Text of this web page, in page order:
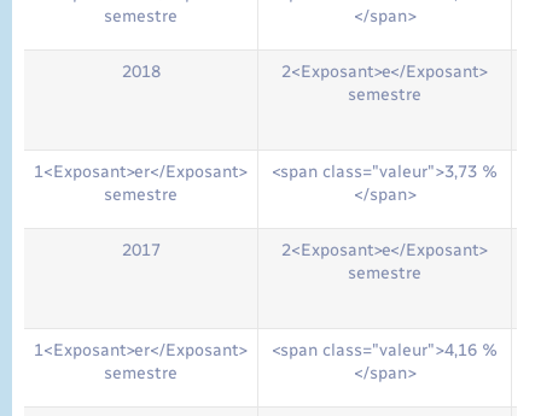
semestre
</span>
2018
2<Exposant>e</Exposant>
semestre
1<Exposant>er</Exposant>
semestre
<span class="valeur">3,73 %
</span>
2017
2<Exposant>e</Exposant>
semestre
1<Exposant>er</Exposant>
semestre
<span class="valeur">4,16 %
</span>